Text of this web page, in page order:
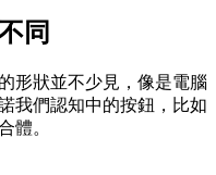
同
形狀並不少見，像是電腦
我們認知中的按鈕，比如
體。